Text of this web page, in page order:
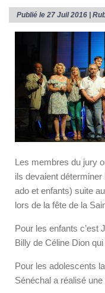
Publié le 27 Juil 2016 |
Les membres du jury
ils devaient
ado et enfants) suite
lors de la fête de la
Pour les enfants c’est
Billy de Céline Dion qui
Pour les adolescents
Sénéchal a réalisé